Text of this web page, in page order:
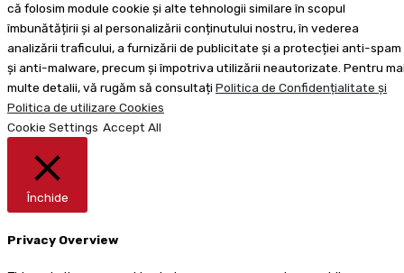
că folosim module cookie și alte tehnologii similare în scopul
îmbunătățirii și al personalizării conținutului nostru, în vederea
analizării traficului, a furnizării de publicitate și a protecției anti-spam
și anti-malware, precum și împotriva utilizării neautorizate. Pentru
multe detalii, vă rugăm să consultați Politica de Confidențialitate și
Politica de utilizare Cookies
Cookie Settings Accept All
Închide
Privacy Overview